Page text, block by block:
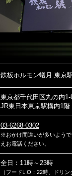
鉄板ホルモン蟻月 東京
東京都千代田区丸の内1-
JR東日本東京駅構内1
03-6268-0302
※おかけ間違いが多いよう
えお電話ください。
全日：11時～23時
（フードL.O：22時、ドリン